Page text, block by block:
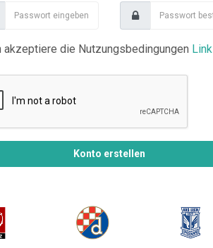
akzeptiere die Nutzungsbedingungen Link
Konto erstellen